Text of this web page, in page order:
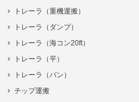
トレーラ（重機運搬）
トレーラ（ダンプ）
トレーラ（海コン20ft）
トレーラ（平）
トレーラ（バン）
チップ運搬